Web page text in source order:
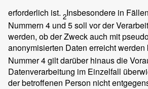
erforderlich ist. 2Insbesondere in
Nummern 4 und 5 soll vor der
werden, ob der Zweck auch mit
anonymisierten Daten erreicht werden
Nummer 4 gilt darüber hinaus die
Datenverarbeitung im Einzelfall
der betroffenen Person nicht